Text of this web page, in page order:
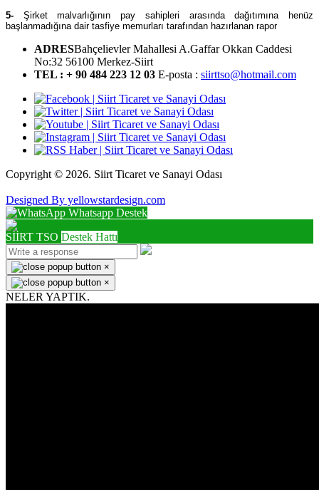
5- Şirket malvarlığının pay sahipleri arasında dağıtımına henüz
başlanmadığına dair tasfiye memurları tarafından hazırlanan rapor
ADRESBahçelievler Mahallesi A.Gaffar Okkan Caddesi
No:32 56100 Merkez-Siirt
TEL : + 90 484 223 12 03 E-posta : siirttso@hotmail.com
Copyright © 2026. Siirt Ticaret ve Sanayi Odası
Designed By yellowstardesign.com
Whatsapp Destek
SİİRT TSO Destek Hattı
×
×
NELER YAPTIK.